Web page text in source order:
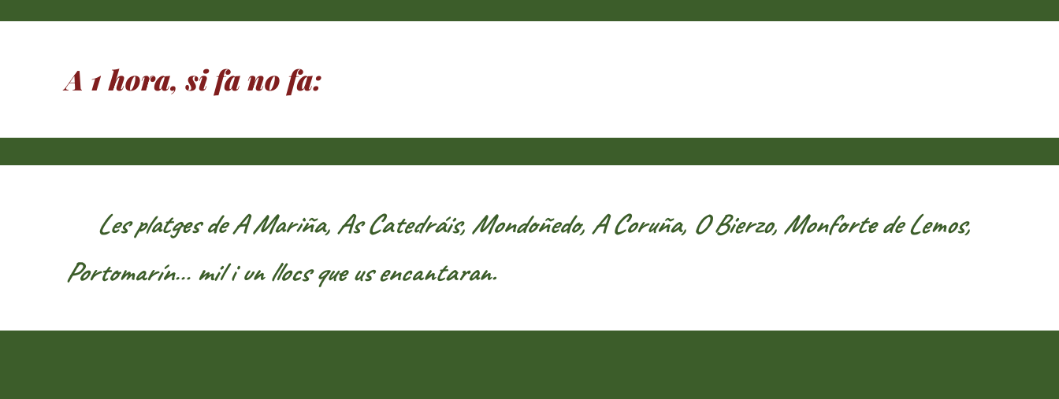
A 1 hora, si fa no fa:
Les platges de A Mariña, As Catedráis, Mondoñedo, A Coruña, O Bierzo, Monforte de Lemos,
Portomarín… mil i un llocs que us encantaran.